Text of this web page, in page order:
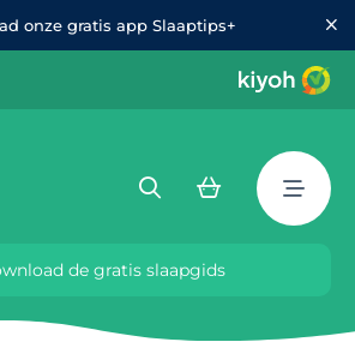
onze gratis app Slaaptips+
de gratis slaapgids